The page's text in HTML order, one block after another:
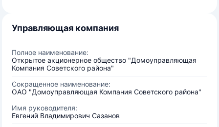
Управляющая компания
Полное наименование:
Открытое акционерное общество "Домоуправляющая
Компания Советского района"
Сокращенное наименование:
ОАО "Домоуправляющая Компания Советского района"
Имя руководителя:
Евгений Владимирович Сазанов